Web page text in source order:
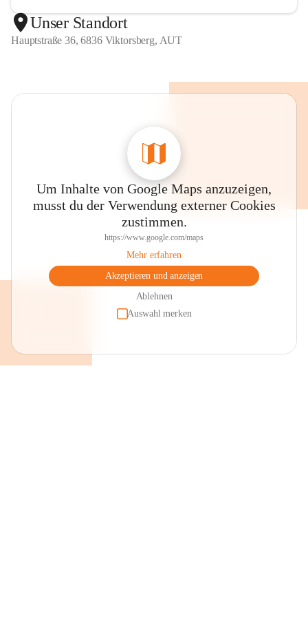
Unser Standort
Hauptstraße 36, 6836 Viktorsberg, AUT
Um Inhalte von Google Maps anzuzeigen,
musst du der Verwendung externer Cookies
zustimmen.
https://www.google.com/maps
Mehr erfahren
Akzeptieren und anzeigen
Ablehnen
Auswahl merken